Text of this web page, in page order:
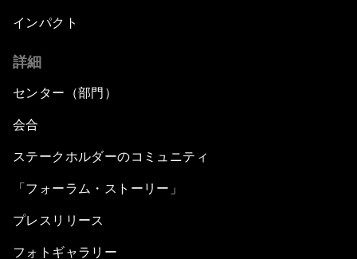
インパクト
詳細
センター（部門）
会合
ステークホルダーのコミュニティ
「フォーラム・ストーリー」
プレスリリース
フォトギャラリー